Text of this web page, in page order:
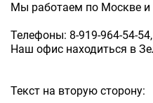
Мы работаем по Москве и
Телефоны: 8-919-964-54-
Наш офис находиться в
Текст на вторую сторону: